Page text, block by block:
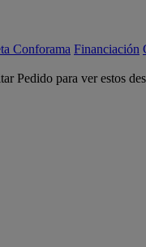
Conforama Financiación
Pedido para ver estos